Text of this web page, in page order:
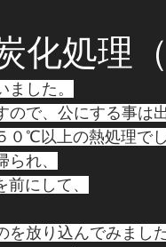
処理（
した。
で、公にする事は
０℃以上の熱処理でし
れ、
にして、
放り込んでみました